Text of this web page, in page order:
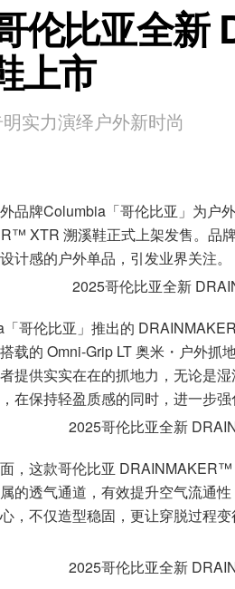
伦比亚全新
上市
实力演绎户外新时尚
品牌Columbia「哥伦比亚」为户
XTR 溯溪鞋正式上架发售。品
计感的户外单品，引发业界关注。
哥伦比亚」推出的
载的 Omni-Grip LT 奥米・户外
提供实实在在的抓地力，无论是
在保持轻盈质感的同时，进一步
，这款哥伦比亚
的透气通道，有效提升空气流通
，不仅造型稳固，更让穿脱过程